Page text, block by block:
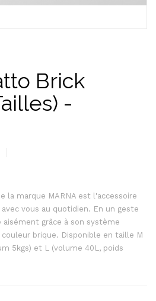
Brick
-
la marque MARNA est l'accessoire
vous au quotidien. En un geste
grâce à son système
brique. Disponible en taille M
5kgs) et L (volume 40L, poids